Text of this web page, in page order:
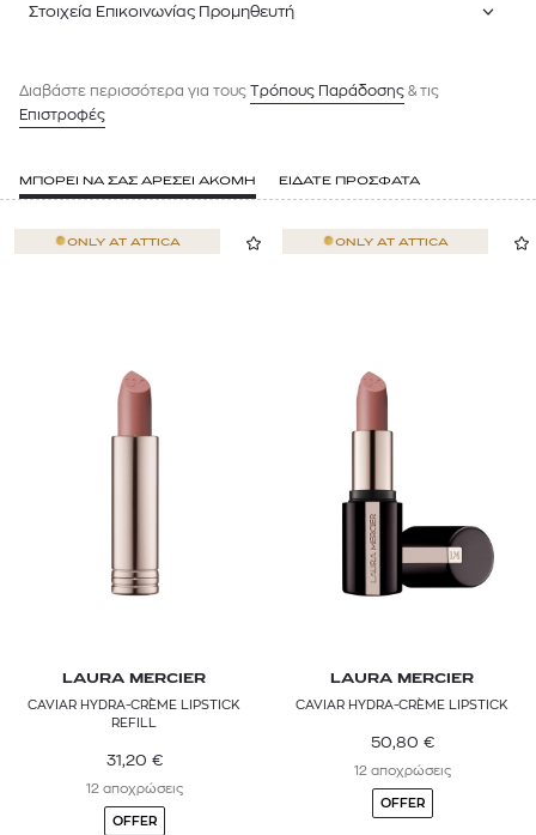
Στοιχεία Επικοινωνίας Προμηθευτή
Διαβάστε περισσότερα για τους Tρόπους Παράδοσης & τις
Επιστροφές
ΜΠΟΡΕΙ ΝΑ ΣΑΣ ΑΡΕΣΕΙ ΑΚΟΜΗ ΕΙΔΑΤΕ ΠΡΟΣΦΑΤΑ
ONLY AT ATTICA
LAURA MERCIER
CAVIAR HYDRA-CRÈME LIPSTICK
REFILL
31,20 €
12 αποχρώσεις
OFFER
ONLY AT ATTICA
LAURA MERCIER
CAVIAR HYDRA-CRÈME LIPSTICK
50,80 €
12 αποχρώσεις
OFFER